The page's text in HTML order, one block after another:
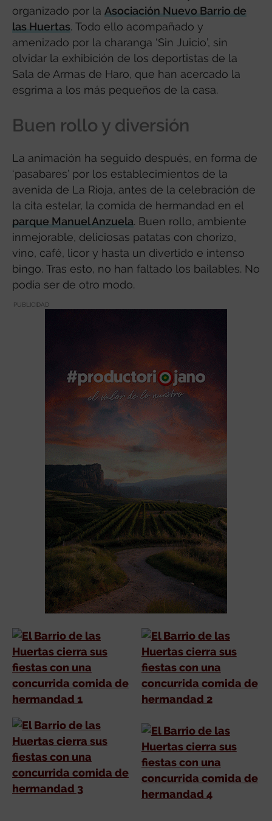
organizado por la Asociación Nuevo Barrio de
las Huertas. Todo ello acompañado y
amenizado por la charanga ‘Sin Juicio’, sin
olvidar la exhibición de los deportistas de la
Sala de Armas de Haro, que han acercado la
esgrima a los más pequeños de la casa.
Buen rollo y diversión
La animación ha seguido después, en forma de
‘pasabares’ por los establecimientos de la
avenida de La Rioja, antes de la celebración de
la cita estelar, la comida de hermandad en el
parque Manuel Anzuela. Buen rollo, ambiente
inmejorable, deliciosas patatas con chorizo,
vino, café, licor y hasta un divertido e intenso
bingo. Tras esto, no han faltado los bailables. No
podía ser de otro modo.
PUBLICIDAD